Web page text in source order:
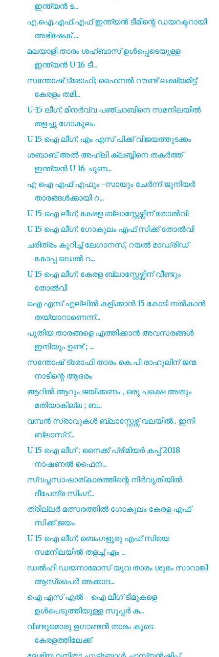
ഇന്ത്യൻ ട...
എ.ഐ.എഫ്.എഫ് ഇന്ത്യൻ ടീമിന്റെ ഡയറക്ടറായി
അഭിഷേക് ...
മലയാളി താരം ശഹ്ബാസ് ഉൾപ്പെടെയുള്ള
ഇന്ത്യൻ U 16 ടീ...
സന്തോഷ് ട്രോഫി; ഫൈനൽ റൗണ്ട് ലക്ഷ്യമിട്ട്
കേരളം തമി...
U-15 ലീഗ്; മിനർവ്വ പഞ്ചാബിനെ സമനിലയിൽ
തളച്ചു ഗോകുലം
U 15 ഐ ലീഗ്; എം എസ് പിക്ക് വിജയത്തുടക്കം
ശബാബ് അൽ അഹ്‍ലി ക്ലബ്ബിനെ തകർത്ത്
ഇന്ത്യൻ U 16 ചുണ...
എ ഐ എഫ് എഫും -സായും ചേർന്ന് ജൂനിയർ
താരങ്ങൾക്കായി റ...
U 15 ഐ ലീഗ്; കേരള ബ്ലാസ്റ്റേഴ്സിന് തോൽവി
U 15 ഐ ലീഗ്; ഗോകുലം എഫ് സിക്ക് തോൽവി
ചരിത്രം കുറിച്ച് ലേഗാനസ്, റയൽ മാഡ്രിഡ്
കോപ്പ ഡെൽ റ...
U 15 ഐ ലീഗ്; കേരള ബ്ലാസ്റ്റേഴ്സിന് വീണ്ടും
തോൽവി
ഐ എസ്‌ എല്ലിൽ കളിക്കാൻ 15 കോടി നൽകാൻ
തയ്യാറാണെന്ന്...
പുതിയ താരങ്ങളെ എത്തിക്കാൻ അവസരങ്ങൾ
ഇനിയും ഉണ്ട് ; ...
സന്തോഷ് ട്രോഫി താരം കെ.പി രാഹുലിന് ജന്മ
നാടിന്റെ ആദരം
ആറിൽ ആറും ജയിക്കണം , ഒരു പക്ഷെ അതും
മതിയാകില്ല ; ബ...
വമ്പൻ സ്രാവുകൾ ബ്ലാസ്റ്റേഴ്സ് വലയിൽ.. ഇനി
ബ്ലാസ്റ്...
U 15 ഐ ലീഗ് ; നൈക്ക് പ്രീമിയർ കപ്പ് 2018
നാഷണൽ ഫൈന...
സ്വപ്നസാഷാത്കാരത്തിന്റെ നിർവൃതിയിൽ
ദീപേന്ദ്ര സിംഗ്...
ത്രില്ലർ മത്സരത്തിൽ ഗോകുലം കേരള എഫ്
സിക്ക് ജയം
U 15 ഐ ലീഗ്; ബെംഗളൂരു എഫ് സിയെ
സമനിലയിൽ തളച്ച് എം ...
ഡൽഹി ഡയനാമോസ് യുവ താരം ശുഭം സാറാങ്കി
ആസ്പൈർ അക്കാദ...
ഐ എസ് എൽ - ഐ ലീഗ് ടീമുകളെ
ഉൾപെടുത്തിയുള്ള സൂപ്പർ ക...
വീണ്ടുമൊരു ഉഗാണ്ടൻ താരം കൂടെ
കേരളത്തിലേക്ക്